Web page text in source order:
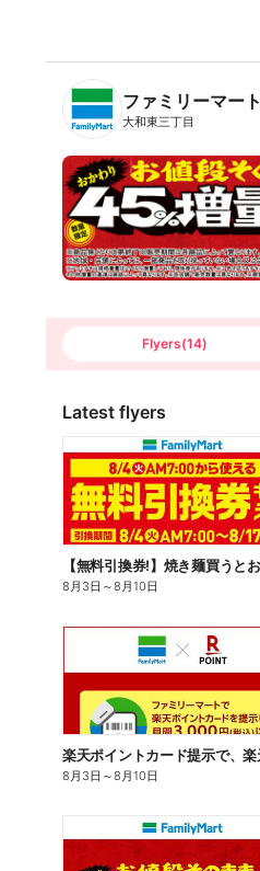
B
n
T
ファミリーマート
大和東三丁目
Flyers(14)
Latest flyers
8月3日 ～8月10日
8月3日 ～8月10日